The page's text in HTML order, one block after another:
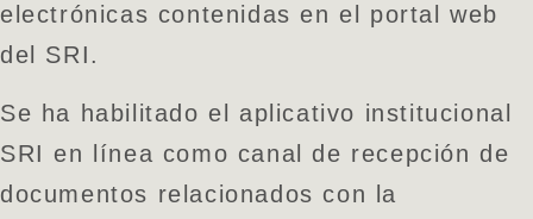
electrónicas contenidas en el portal web
del SRI.
Se ha habilitado el aplicativo institucional
SRI en línea como canal de recepción de
documentos relacionados con la